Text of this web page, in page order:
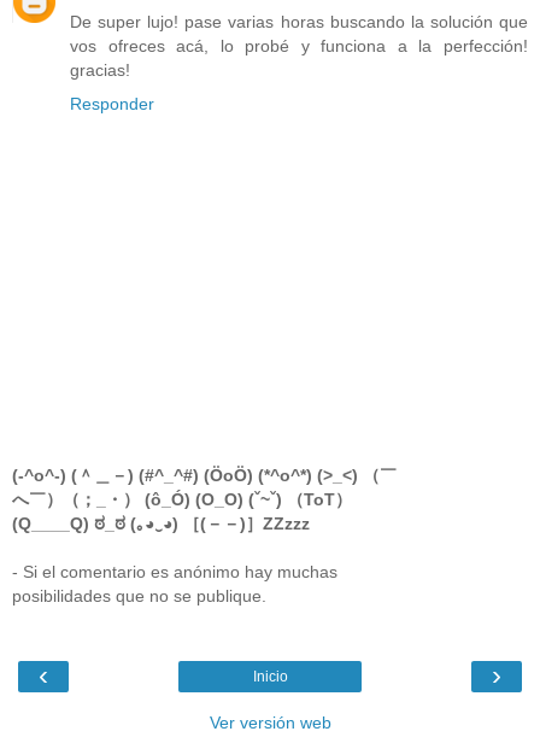
De super lujo! pase varias horas buscando la solución que
vos ofreces acá, lo probé y funciona a la perfección!
gracias!
Responder
(-^o^-) (＾＿－) (#^_^#) (ÖoÖ) (*^o^*) (>_<) （￣
へ￣）（；_・） (ô_Ó) (O_O) (ˇ~ˇ) （ToT）
(Q____Q) ಠ_ಠ (｡◕‿◕) ［(－－)］ZZzzz
- Si el comentario es anónimo hay muchas
posibilidades que no se publique.
‹ ›
Inicio
Ver versión web